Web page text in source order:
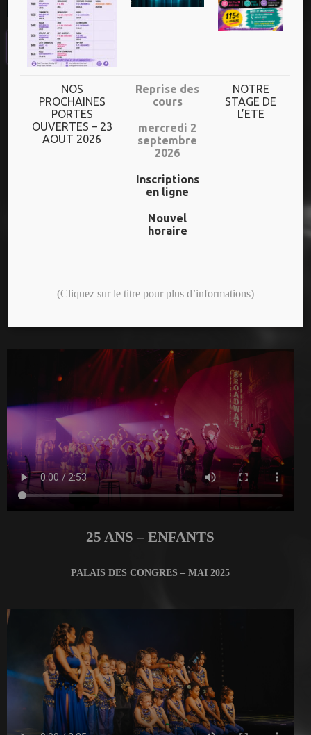
Plus de 70h de cours/semaine
Dès l’âge de 3 ans jusqu’aux adultes
Un niveau adapté à chaque danseur
NOS DERNIERS SPECTACLES
25 ANS – ENFANTS
PALAIS DES CONGRES – MAI 2025
NOS
PROCHAINES
PORTES
OUVERTES – 23
AOUT 2026
Reprise des
cours
mercredi 2
septembre
2026
Inscriptions
en ligne
Nouvel
horaire
NOTRE
STAGE DE
L’ETE
(Cliquez sur le titre pour plus d’informations)